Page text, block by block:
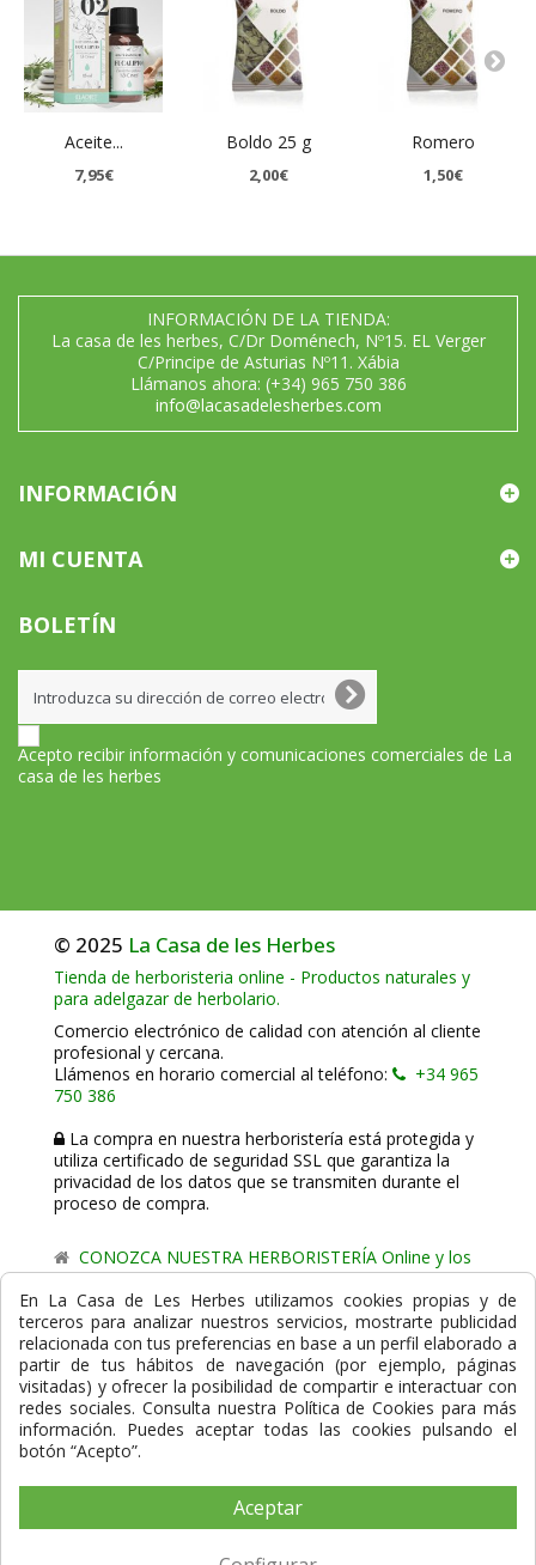
Aceite...
7,95€
Boldo 25 g
2,00€
Romero
1,50€
INFORMACIÓN DE LA TIENDA:
La casa de les herbes, C/Dr Doménech, Nº15. EL Verger
C/Principe de Asturias Nº11. Xábia
Llámanos ahora: (+34) 965 750 386
info@lacasadelesherbes.com
INFORMACIÓN
MI CUENTA
BOLETÍN
Acepto recibir información y comunicaciones comerciales de La
casa de les herbes
© 2025 La Casa de les Herbes
Tienda de herboristeria online - Productos naturales y
para adelgazar de herbolario.
Comercio electrónico de calidad con atención al cliente
profesional y cercana.
Llámenos en horario comercial al teléfono:
+34 965
750 386
La compra en nuestra herboristería está protegida y
utiliza certificado de seguridad SSL que garantiza la
privacidad de los datos que se transmiten durante el
proceso de compra.
CONOZCA NUESTRA HERBORISTERÍA Online y los
comercio de proximidad de La Casa de les Herbes.
Powered byGesdi.com E-Commerce - Tiendas online
profesionales y seguras
Formas de Pago
Compra Segura
En La Casa de Les Herbes utilizamos cookies propias y de
terceros para analizar nuestros servicios, mostrarte publicidad
relacionada con tus preferencias en base a un perfil elaborado a
partir de tus hábitos de navegación (por ejemplo, páginas
visitadas) y ofrecer la posibilidad de compartir e interactuar con
redes sociales. Consulta nuestra Política de Cookies para más
información. Puedes aceptar todas las cookies pulsando el
botón “Acepto”.
Aceptar